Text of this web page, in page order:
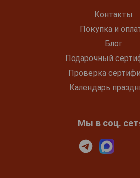
Контакты
Покупка и
Блог
Подарочный
Проверка
Календарь
Мы в соц.